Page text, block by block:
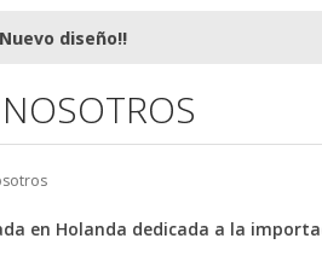
diseño!!
en Holanda dedicada a la